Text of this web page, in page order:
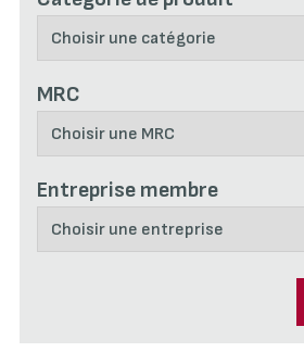
MRC
Entreprise membre